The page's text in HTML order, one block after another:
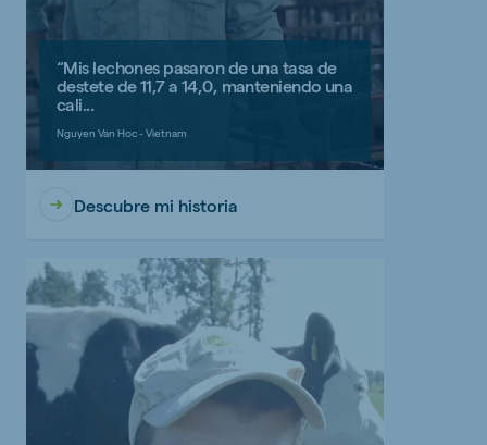
“Mis lechones pasaron de una tasa de
destete de 11,7 a 14,0, manteniendo una
cali...
Nguyen Van Hoc - Vietnam
Descubre mi historia